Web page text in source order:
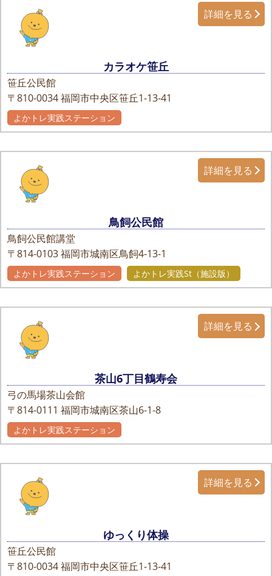
カラオケ笹丘
笹丘公民館
〒810-0034福岡市中央区笹丘1-13-41
詳細を見る
よかトレ実践ステーション
鳥飼公民館
鳥飼公民館講堂
〒814-0103福岡市城南区鳥飼4-13-1
詳細を見る
よかトレ実践ステーション よかトレ実践St（施設版）
茶山6丁目鶴寿会
弓の馬場茶山会館
〒814-0111 福岡市城南区茶山6-1-8
詳細を見る
よかトレ実践ステーション
ゆっくり体操
笹丘公民館
〒810-0034福岡市中央区笹丘1-13-41
詳細を見る